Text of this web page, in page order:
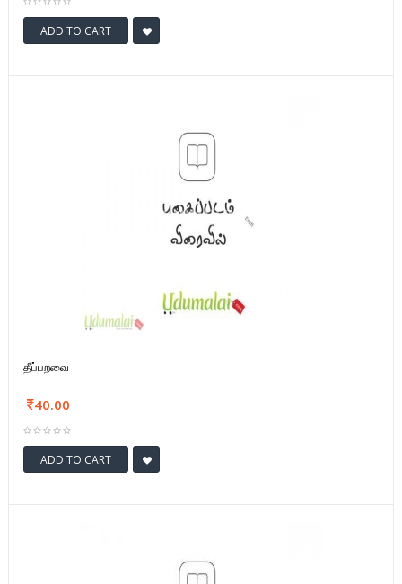
ADD TO CART
தீப்பறவை
40.00
ADD TO CART